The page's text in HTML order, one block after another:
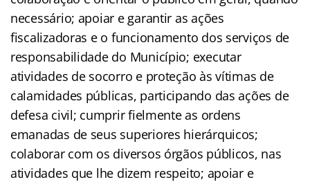
necessário; apoiar e garantir as ações
fiscalizadoras e o funcionamento dos serviços de
responsabilidade do Município; executar
atividades de socorro e proteção às vítimas de
calamidades públicas, participando das ações de
defesa civil; cumprir fielmente as ordens
emanadas de seus superiores hierárquicos;
colaborar com os diversos órgãos públicos, nas
atividades que lhe dizem respeito; apoiar e